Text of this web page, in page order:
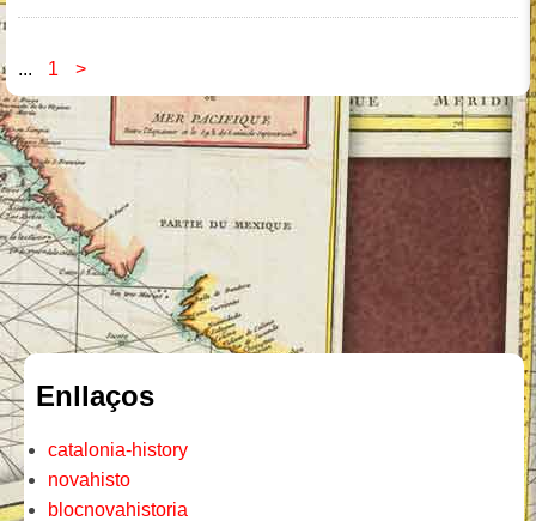
...1 >
Enllaços
catalonia-history
novahisto
blocnovahistoria